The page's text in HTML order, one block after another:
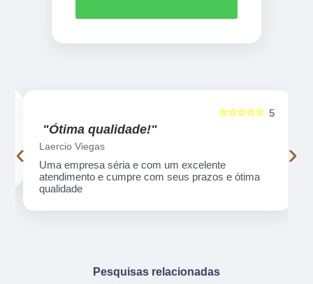
5
☆☆☆☆☆
"Ótima qualidade!"
Laercio Viegas
Uma empresa séria e com um excelente
atendimento e cumpre com seus prazos e ótima
qualidade
‹ ›
Pesquisas relacionadas